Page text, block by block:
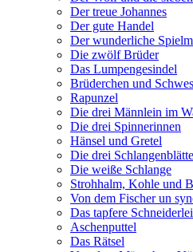
Der treue Johannes
Der gute Handel
Der wunderliche
Die zwölf Brüder
Das Lumpengesindel
Brüderchen und
Rapunzel
Die drei Männlein im
Die drei Spinnerinnen
Hänsel und Gretel
Die drei
Die weiße Schlange
Strohhalm, Kohle und
Von dem Fischer un
Das tapfere
Aschenputtel
Das Rätsel